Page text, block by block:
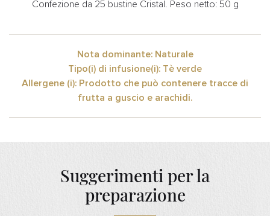
Confezione da 25 bustine Cristal. Peso netto: 50 g
Nota dominante: Naturale
Tipo(i) di infusione(i): Tè verde
Allergene (i): Prodotto che può contenere tracce di
frutta a guscio e arachidi.
Suggerimenti per la
preparazione